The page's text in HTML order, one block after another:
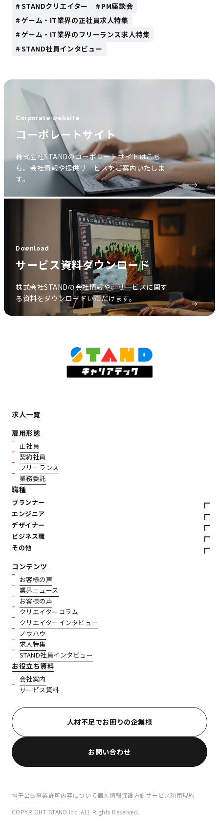
STANDクリエイター
PM座談会
ゲーム・IT業界の正社員求人特集
ゲーム・IT業界のフリーランス求人特集
STAND社員インタビュー
Corporate website
コーポレートサイト
株式会社STANDのコーポレートサイトはこち
ら。会社情報や提供サービスをご案内いたしま
す。
Download
サービス資料ダウンロード
株式会社STANDの会社情報や、サービスに関す
る資料をダウンロードいただけます。
求人一覧
雇用形態
正社員
契約社員
フリーランス
業務委託
職種
プランナー
エンジニア
デザイナー
ビジネス職
その他
コンテンツ
お客様の声
業界ニュース
お客様の声
クリエイターコラム
クリエイターインタビュー
ノウハウ
求人特集
STAND社員インタビュー
お役立ち資料
会社案内
サービス資料
人材不足でお困りの企業様
お問い合わせ
電子公告事業許可内容について個人情報保護方針サービス利用規約
COPYRIGHT STAND Inc..ALL Rights Reserved.